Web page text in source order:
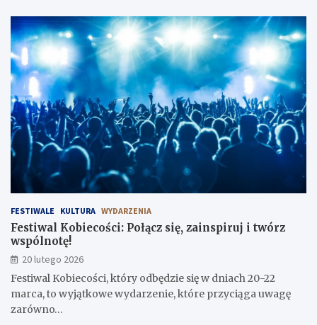
FESTIWALE KULTURA WYDARZENIA
Festiwal Kobiecości: Połącz się, zainspiruj i twórz
wspólnotę!
20 lutego 2026
Festiwal Kobiecości, który odbędzie się w dniach 20-22
marca, to wyjątkowe wydarzenie, które przyciąga uwagę
zarówno…